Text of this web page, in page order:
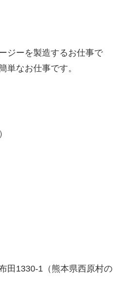
ジーを製造するお仕事で
単なお仕事です。
田1330-1（熊本県西原村の